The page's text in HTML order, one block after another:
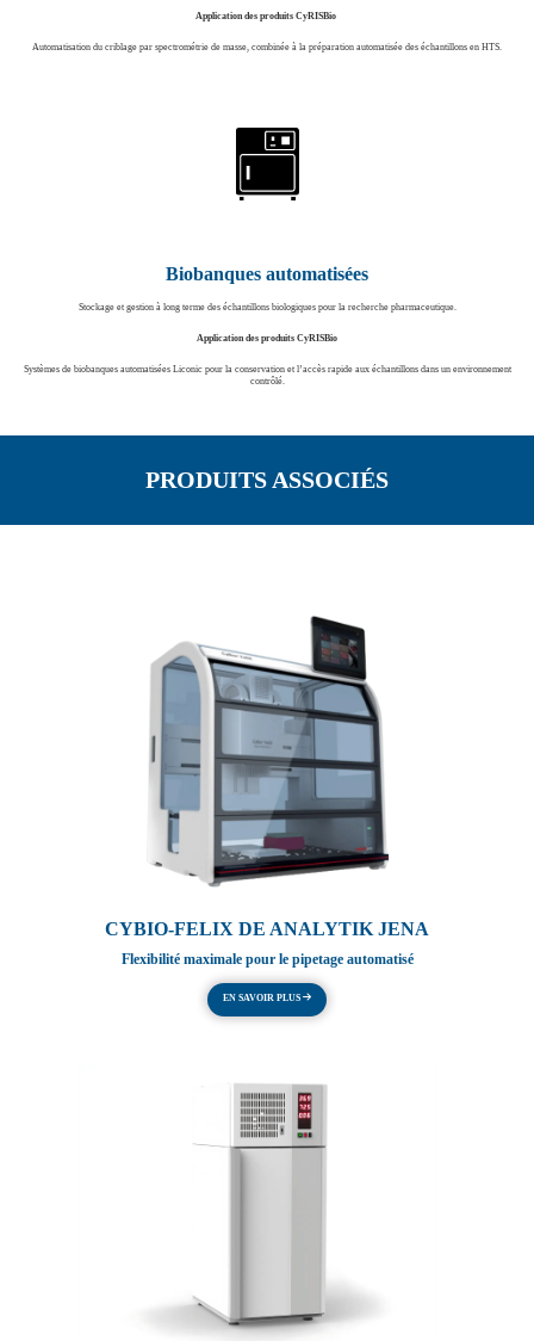
Application des produits CyRISBio
Automatisation du criblage par spectrométrie de masse, combinée à la préparation automatisée des échantillons en HTS.
Biobanques automatisées
Stockage et gestion à long terme des échantillons biologiques pour la recherche pharmaceutique.
Application des produits CyRISBio
Systèmes de biobanques automatisées Liconic pour la conservation et l’accès rapide aux échantillons dans un environnement
contrôlé.
PRODUITS ASSOCIÉS
CYBIO-FELIX DE ANALYTIK JENA
Flexibilité maximale pour le pipetage automatisé
EN SAVOIR PLUS